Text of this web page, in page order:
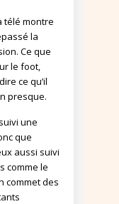
télé montre
la
Ce que
le foot,
ce qu’il
presque.
une
que
aussi suivi
comme le
commet des